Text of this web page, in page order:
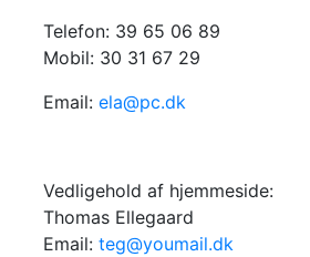
Telefon: 39 65 06 89
Mobil: 30 31 67 29
Email: ela@pc.dk
Vedligehold af hjemmeside:
Thomas Ellegaard
Email: teg@youmail.dk